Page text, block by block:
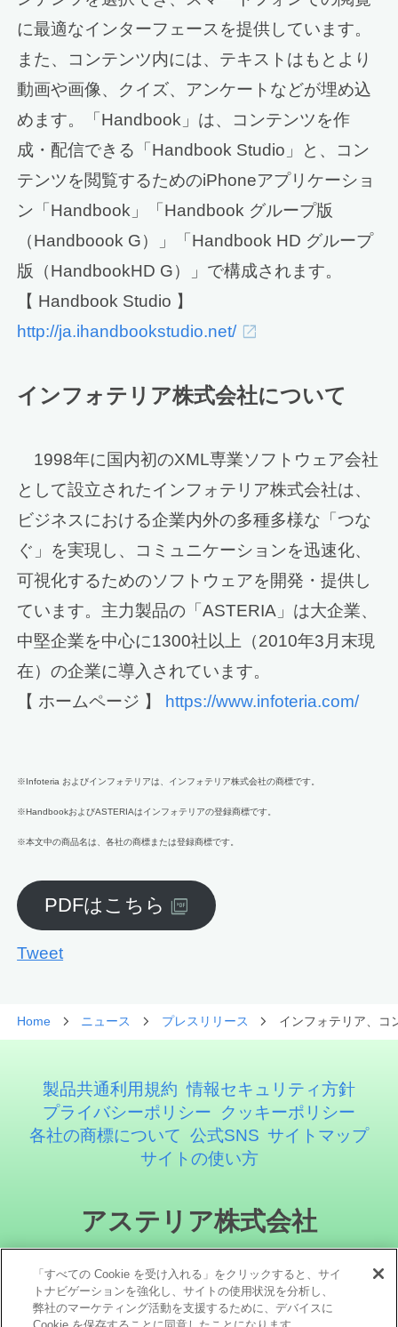
に最適なインターフェースを提供しています。
また、コンテンツ内には、テキストはもとより
動画や画像、クイズ、アンケートなどが埋め込
めます。「Handbook」は、コンテンツを作
成・配信できる「Handbook Studio」と、コン
テンツを閲覧するためのiPhoneアプリケーショ
ン「Handbook」「Handbook グループ版
（Handboook G）」「Handbook HD グループ
版（HandbookHD G）」で構成されます。
【 Handbook Studio 】
http://ja.ihandbookstudio.net/
インフォテリア株式会社について
1998年に国内初のXML専業ソフトウェア会社
として設立されたインフォテリア株式会社は、
ビジネスにおける企業内外の多種多様な「つな
ぐ」を実現し、コミュニケーションを迅速化、
可視化するためのソフトウェアを開発・提供し
ています。主力製品の「ASTERIA」は大企業、
中堅企業を中心に1300社以上（2010年3月末現
在）の企業に導入されています。
【 ホームページ 】 https://www.infoteria.com/
※Infoteria およびインフォテリアは、インフォテリア株式会社の商標です。
※HandbookおよびASTERIAはインフォテリアの登録商標です。
※本文中の商品名は、各社の商標または登録商標です。
PDFはこちら
Tweet
Home ニュース プレスリリース インフォテリア、コ
製品共通利用規約 情報セキュリティ方針
プライバシーポリシー
クッキーポリシー
各社の商標について 公式SNS サイトマップ
サイトの使い方
アステリア株式会社
「すべての Cookie を受け入れる」をクリックすると、サイ
トナビゲーションを強化し、サイトの使用状況を分析し、
弊社のマーケティング活動を支援するために、デバイスに